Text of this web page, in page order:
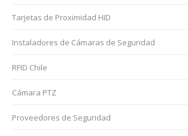
Tarjetas de Proximidad HID
Instaladores de Cámaras de Seguridad
RFID Chile
Cámara PTZ
Proveedores de Seguridad